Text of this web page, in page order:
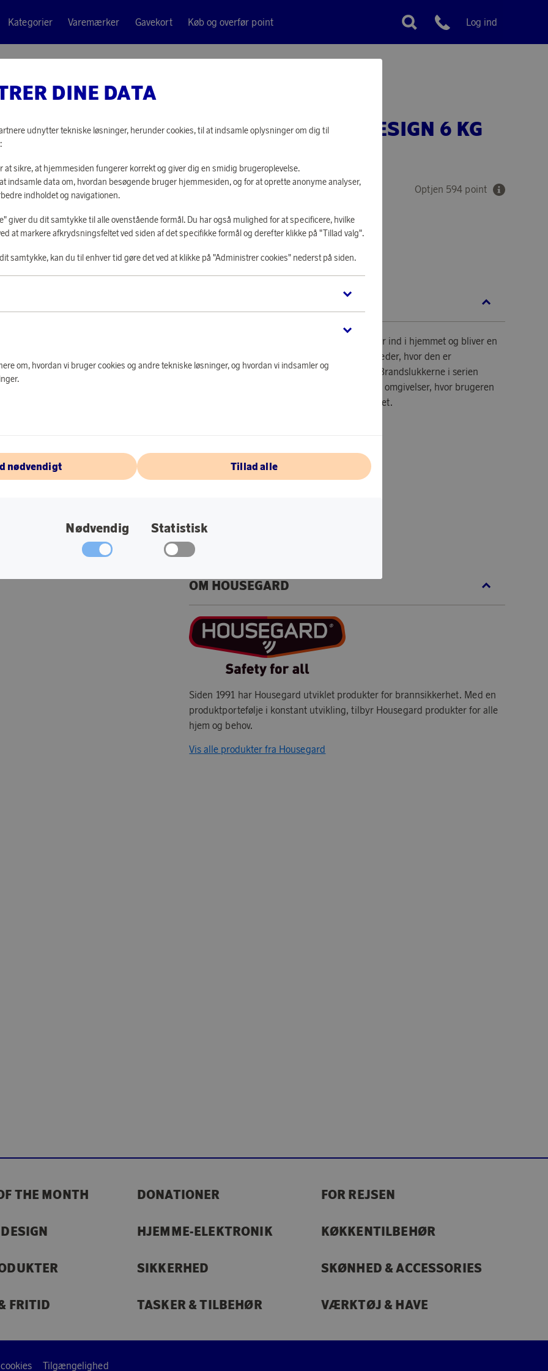
Kategorier Varemærker Gavekort Køb og overfør point Kundeservice
Log ind
PULVERSLUKKER DESIGN 6 KG
24 710 point Optjen 594 point
Den hvide brandslukker fra Housegard smelter ind i hjemmet og bliver en
del af indretningen, så den kan placeres på steder, hvor den er
lettilgængelig, hvis ulykken skulle være ude. Brandslukkerne i serien
Design by Housegard er beregnet til hjemlige omgivelser, hvor brugeren
kan forventes at vide, hvor slukkeren er placeret.
Vægbeslag indgår.
Brandklasse: ABC.
Cerificering: CE.
OM HOUSEGARD
Siden 1991 har Housegard utviklet produkter for brannsikkerhet. Med en
produktportefølje i konstant utvikling, tilbyr Housegard produkter for alle
hjem og behov.
Vis alle produkter fra Housegard
DINE DATA
udnytter tekniske løsninger, herunder cookies, til at indsamle oplysninger om dig til
at sikre, at hjemmesiden fungerer korrekt og giver dig en smidig brugeroplevelse.
indsamle data om, hvordan besøgende bruger hjemmesiden, og for at oprette anonyme analyser,
indholdet og navigationen.
giver du dit samtykke til alle ovenstående formål. Du har også mulighed for at specificere, hvilke
at markere afkrydsningsfeltet ved siden af det specifikke formål og derefter klikke på "Tillad valg".
samtykke, kan du til enhver tid gøre det ved at klikke på "Administrer cookies" nederst på siden.
om, hvordan vi bruger cookies og andre tekniske løsninger, og hvordan vi indsamler og
nødvendigt Tillad alle
Nødvendig Statistisk
THE MONTH DONATIONER FOR REJSEN
HJEMME-ELEKTRONIK KØKKENTILBEHØR
SIKKERHED SKØNHED & ACCESSORIES
FRITID TASKER & TILBEHØR VÆRKTØJ & HAVE
Tilgængelighed